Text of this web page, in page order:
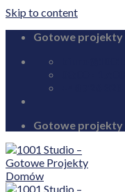
Skip to content
Gotowe projekty
Gotowe projekty